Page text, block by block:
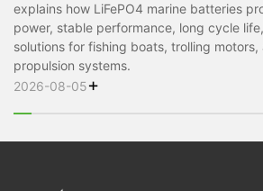
explains how LiFePO4 marine batteries
power, stable performance, long cycle
solutions for fishing boats, trolling motors,
propulsion systems.
2026-08-05+